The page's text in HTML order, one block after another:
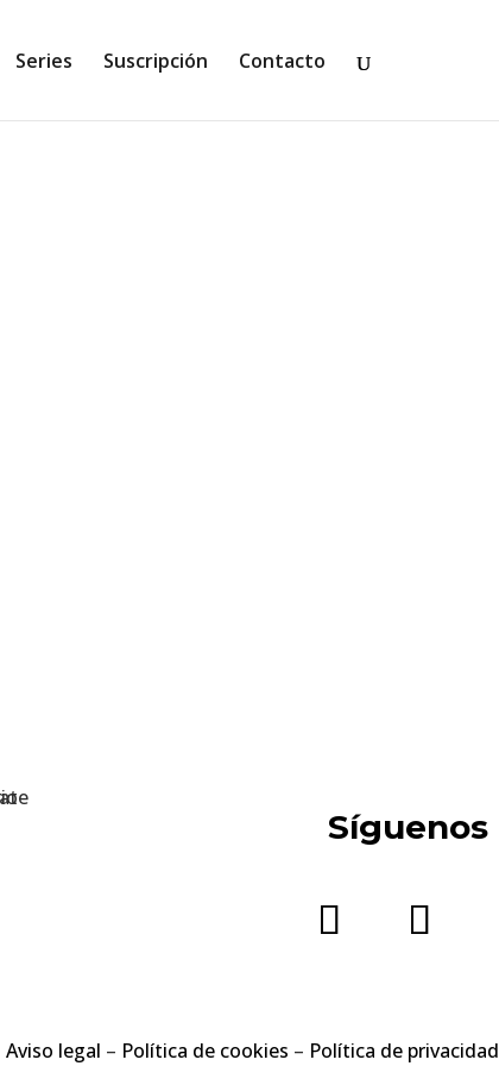
Series Suscripción Contacto
Síguenos
Aviso legal – Política de cookies – Política de privacidad